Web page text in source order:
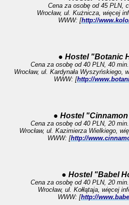
Cena za osobę od 45 PLN,
Wrocław, ul. Kużnicza, więcej
WWW: [http://
● Hostel "Botanic
Cena za osobę od 40 PLN, 40
Wrocław, ul. Kardynała Wyszyńskiego,
WWW: [http://
● Hostel
Cena za osobę od 40 PLN, 20
Wrocław, ul. Kazimierza Wielkiego,
WWW: [http://
● Hostel "Babel
Cena za osobę od 40 PLN, 20
Wrocław, ul. Kołłątaja, więcej
WWW: [http://